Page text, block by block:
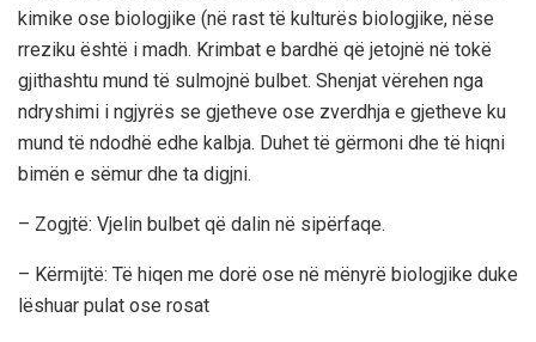
kimike ose biologjike (në rast të kulturës biologjike, nëse
rreziku është i madh. Krimbat e bardhë që jetojnë në tokë
gjithashtu mund të sulmojnë bulbet. Shenjat vërehen nga
ndryshimi i ngjyrës se gjetheve ose zverdhja e gjetheve ku
mund të ndodhë edhe kalbja. Duhet të gërmoni dhe të hiqni
bimën e sëmur dhe ta digjni.
– Zogjtë: Vjelin bulbet që dalin në sipërfaqe.
– Kërmijtë: Të hiqen me dorë ose në mënyrë biologjike duke
lëshuar pulat ose rosat